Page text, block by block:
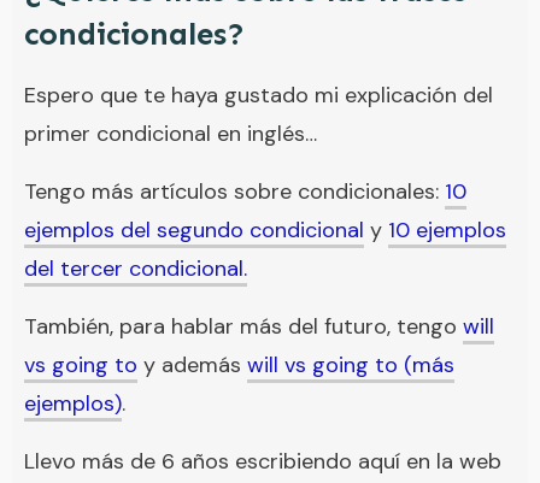
condicionales?
Espero que te haya gustado mi explicación del
primer condicional en inglés…
Tengo más artículos sobre condicionales: 10
ejemplos del segundo condicional y 10 ejemplos
del tercer condicional.
También, para hablar más del futuro, tengo will
vs going to y además will vs going to (más
ejemplos).
Llevo más de 6 años escribiendo aquí en la web